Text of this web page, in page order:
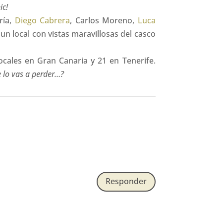
Diego Cabrera, Carlos Moreno, Luca
local con vistas maravillosas del casco
en Gran Canaria y 21 en Tenerife.
lo vas a perder…?
Responder